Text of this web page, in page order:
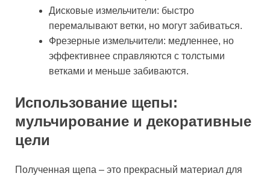
Дисковые измельчители: быстро
перемалывают ветки, но могут забиваться.
Фрезерные измельчители: медленнее, но
эффективнее справляются с толстыми
ветками и меньше забиваются.
Использование щепы:
мульчирование и декоративные
цели
Полученная щепа – это прекрасный материал для